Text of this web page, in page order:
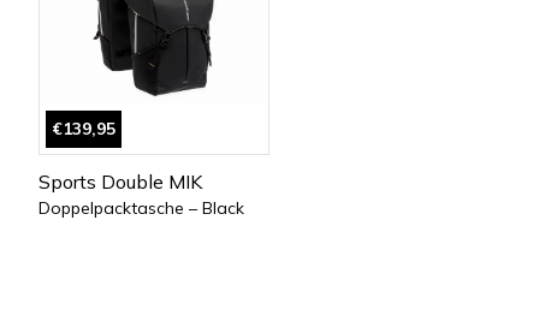
€139,95
Sports Double MIK
Doppelpacktasche – Black